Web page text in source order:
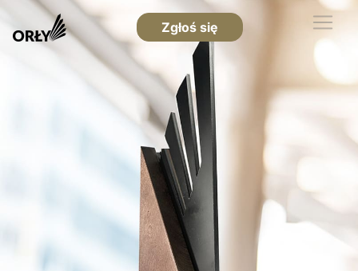
Zgłoś się